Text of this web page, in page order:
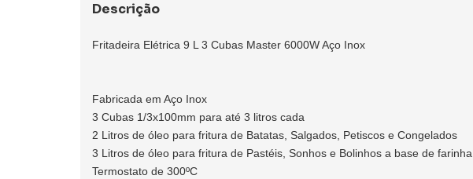
Descrição
Fritadeira Elétrica 9 L 3 Cubas Master 6000W Aço Inox
Fabricada em Aço Inox
3 Cubas 1/3x100mm para até 3 litros cada
2 Litros de óleo para fritura de Batatas, Salgados, Petiscos e Congelados
3 Litros de óleo para fritura de Pastéis, Sonhos e Bolinhos a base de farinha
Termostato de 300ºC